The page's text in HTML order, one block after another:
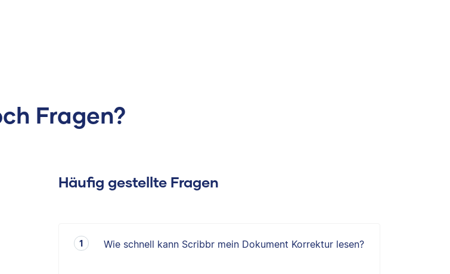
Fragen?
Häufig gestellte Fragen
Wie schnell kann Scribbr mein Dokument Korrektur lesen?